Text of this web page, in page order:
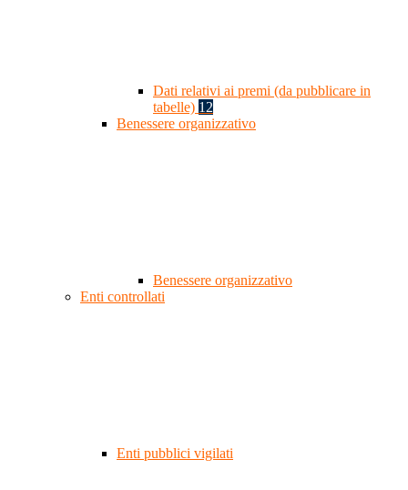
Dati relativi ai premi (da pubblicare in
tabelle) 12
Benessere organizzativo
Benessere organizzativo
Enti controllati
Enti pubblici vigilati